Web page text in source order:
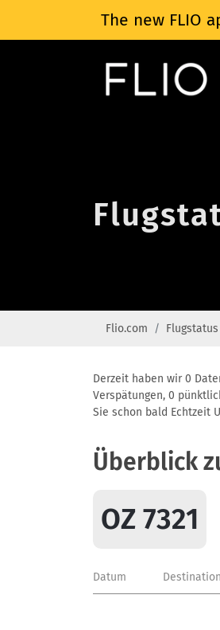
The new FLIO
Flio.com Flugstatus
Derzeit haben wir 0
Verspätungen, 0
Sie schon bald Echtzeit
Überblick
OZ 7321
Datum